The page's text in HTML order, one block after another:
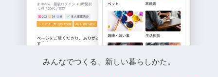
みんなでつくる、新しい暮らしかた。